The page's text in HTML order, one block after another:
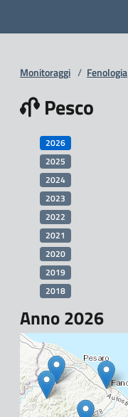
Monitoraggi / Fenologia
Pesco
2026
2025
2024
2023
2022
2021
2020
2019
2018
Anno 2026